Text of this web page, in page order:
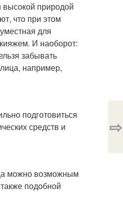
природой
что при этом
для
И наоборот:
забывать
например,
подготовиться
средств и
можно возможным
подобной
⇨